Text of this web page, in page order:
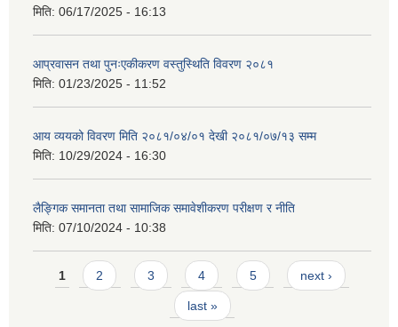
मिति: 06/17/2025 - 16:13
आप्रवासन तथा पुनःएकीकरण वस्तुस्थिति विवरण २०८१
मिति: 01/23/2025 - 11:52
आय व्ययको विवरण मिति २०८१/०४/०१ देखी २०८१/०७/१३ सम्म
मिति: 10/29/2024 - 16:30
लैङ्गिक समानता तथा सामाजिक समावेशीकरण परीक्षण र नीति
मिति: 07/10/2024 - 10:38
Pages
1 2 3 4 5 next ›
last »